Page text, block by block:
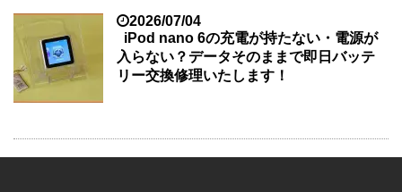
2026/07/04
iPod nano 6の充電が持たない・電源が
入らない？データそのままで即日バッテ
リー交換修理いたします！